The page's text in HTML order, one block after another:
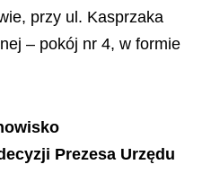
przy ul. Kasprzaka
– pokój nr 4, w formie
Prezesa Urzędu